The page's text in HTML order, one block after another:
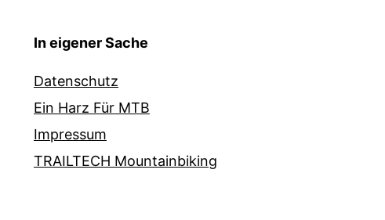
In eigener Sache
Datenschutz
Ein Harz Für MTB
Impressum
TRAILTECH Mountainbiking